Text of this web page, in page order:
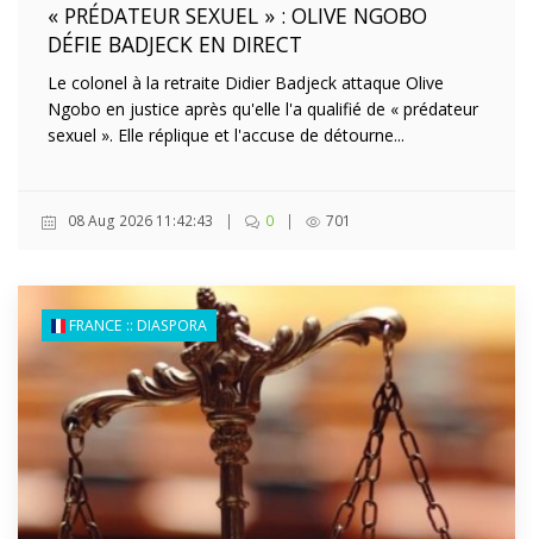
« PRÉDATEUR SEXUEL » : OLIVE NGOBO
DÉFIE BADJECK EN DIRECT
Le colonel à la retraite Didier Badjeck attaque Olive
Ngobo en justice après qu'elle l'a qualifié de « prédateur
sexuel ». Elle réplique et l'accuse de détourne...
08 Aug 2026 11:42:43 | 0 | 701
FRANCE :: DIASPORA